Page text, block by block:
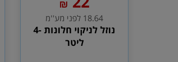
₪
18.64 לפני מע''מ
נוזל לניקוי חלונות -4
ליטר